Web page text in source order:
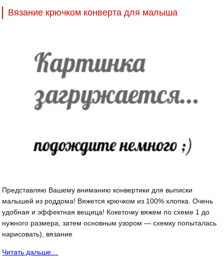
Вязание крючком конверта для малыша
Представляю Вашему вниманию конвертики для выписки
малышей из роддома! Вяжется крючком из 100% хлопка. Очень
удобная и эффектная вещица! Кокеточку вяжем по схеме 1 до
нужного размера, затем основным узором — схемку попыталась
нарисовать), вязание
Читать дальше…